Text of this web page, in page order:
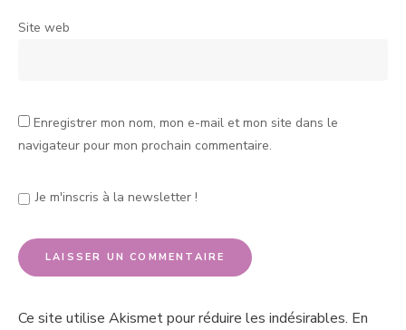
Site web
Enregistrer mon nom, mon e-mail et mon site dans le
navigateur pour mon prochain commentaire.
Je m'inscris à la newsletter !
Ce site utilise Akismet pour réduire les indésirables. En